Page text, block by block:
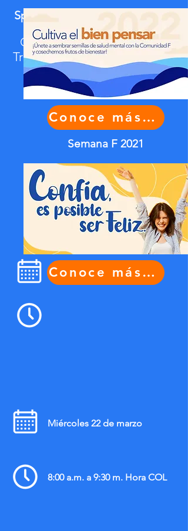
Speaker:
Andrés Morales
Co-fundador de The Talent
Tree, empresa líder en el área
de educación financiera.
Conoce más aquí
Semana F 2021
Conoce más aquí
Miércoles 22 de marzo
8:00 a.m. a 9:30 m. Hora COL